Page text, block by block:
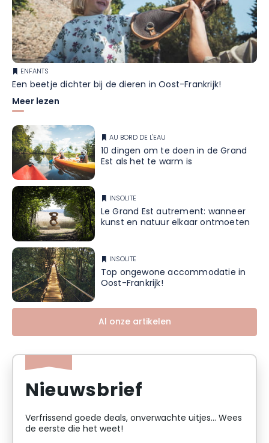
ENFANTS
Een beetje dichter bij de dieren in Oost-Frankrijk!
Meer lezen
AU BORD DE L'EAU
10 dingen om te doen in de Grand
Est als het te warm is
INSOLITE
Le Grand Est autrement: wanneer
kunst en natuur elkaar ontmoeten
INSOLITE
Top ongewone accommodatie in
Oost-Frankrijk!
Al onze artikelen
Nieuwsbrief
Verfrissend goede deals, onverwachte uitjes... Wees
de eerste die het weet!